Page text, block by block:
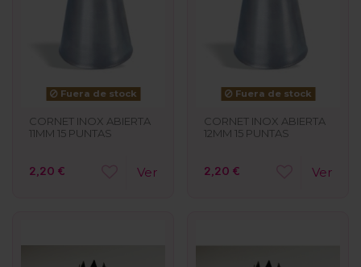
Fuera de stock
CORNET INOX ABIERTA
11MM 15 PUNTAS
2,20 € Ver
Fuera de stock
CORNET INOX ABIERTA
12MM 15 PUNTAS
2,20 € Ver